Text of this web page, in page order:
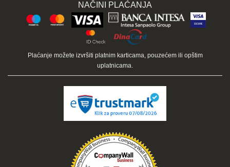
NAČINI PLAĆANJA
Plaćanje možete izvršiti platnim karticama, pouzećem ili opštim
uplatnicama.